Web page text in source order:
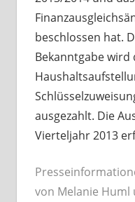
beschlossen hat.
Bekanntgabe
ausgezahlt. Die
Vierteljahr 2013
von Melanie